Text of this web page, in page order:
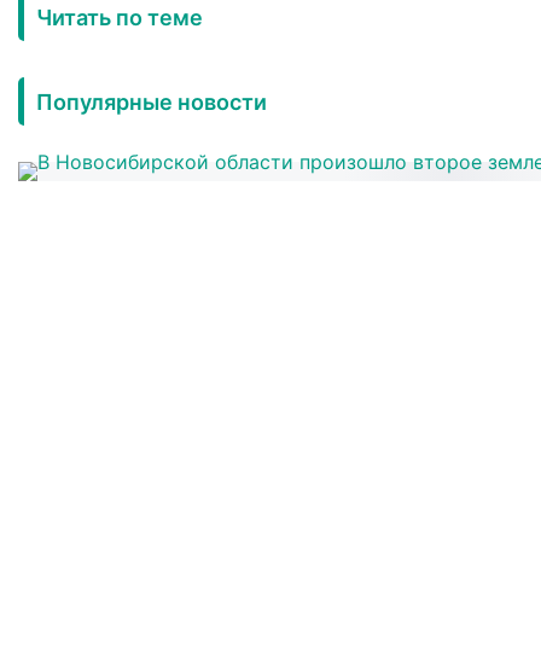
Читать по теме
Популярные новости